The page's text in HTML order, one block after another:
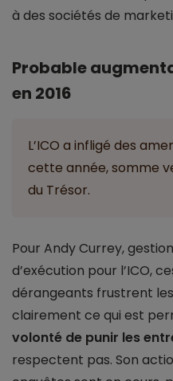
à des sociétés de
Probable
en 2016
L’ICO a infligé des
cette année, somme
du Trésor.
Pour Andy Currey,
d’exécution pour l’ICO,
dérangeants frustrent
clairement ce qui est
volonté de punir les
respectent pas. Son